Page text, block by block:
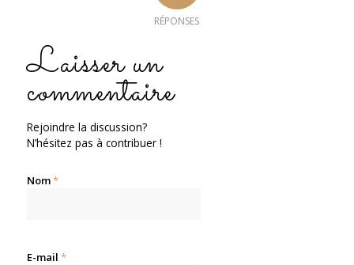
RÉPONSES
Laisser un
commentaire
Rejoindre la discussion?
N’hésitez pas à contribuer !
Nom*
E-mail *